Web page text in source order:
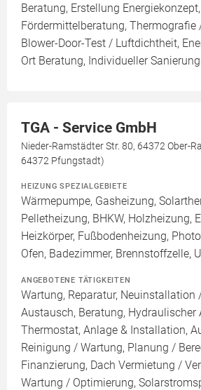
Beratung, Erstellung Energiekonzept,
Fördermittelberatung, Thermografie
Blower-Door-Test / Luftdichtheit,
Ort Beratung, Individueller
TGA - Service GmbH
Nieder-Ramstädter Str. 80, 64372 Ober-
64372 Pfungstadt)
HEIZUNG SPEZIALGEBIETE
Wärmepumpe, Gasheizung,
Pelletheizung, BHKW, Holzheizung,
Heizkörper, Fußbodenheizung,
Ofen, Badezimmer, Brennstoffzelle,
ANGEBOTENE TÄTIGKEITEN
Wartung, Reparatur, Neuinstallation
Austausch, Beratung, Hydraulischer
Thermostat, Anlage & Installation,
Reinigung / Wartung, Planung /
Finanzierung, Dach Vermietung /
Wartung / Optimierung,